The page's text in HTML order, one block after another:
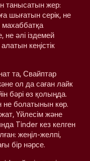
танысатын жер:
шығатын серік, не
әлі іздемей
кеңістік
та, Свайптар
ол да саған лайк
бәрі өз қолыңда.
не болатынын көр.
Үйлесім және
Tinder кез келген
жеңіл-желпі,
бір нәрсе.